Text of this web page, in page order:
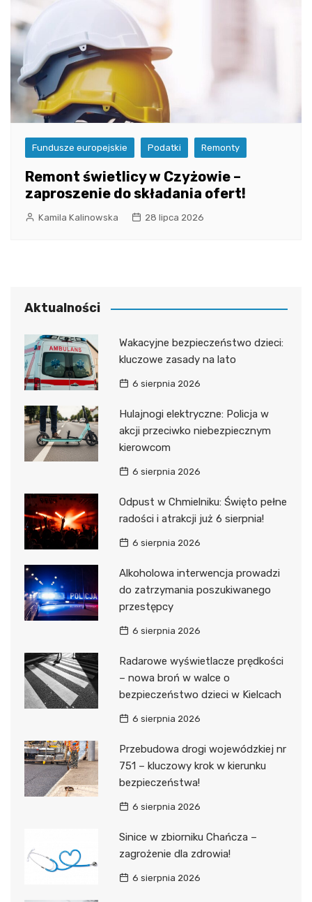
Fundusze europejskie Podatki Remonty
Remont świetlicy w Czyżowie –
zaproszenie do składania ofert!
Kamila Kalinowska 28 lipca 2026
Aktualności
Wakacyjne bezpieczeństwo dzieci:
kluczowe zasady na lato
6 sierpnia 2026
Hulajnogi elektryczne: Policja w
akcji przeciwko niebezpiecznym
kierowcom
6 sierpnia 2026
Odpust w Chmielniku: Święto pełne
radości i atrakcji już 6 sierpnia!
6 sierpnia 2026
Alkoholowa interwencja prowadzi
do zatrzymania poszukiwanego
przestępcy
6 sierpnia 2026
Radarowe wyświetlacze prędkości
– nowa broń w walce o
bezpieczeństwo dzieci w Kielcach
6 sierpnia 2026
Przebudowa drogi wojewódzkiej nr
751 – kluczowy krok w kierunku
bezpieczeństwa!
6 sierpnia 2026
Sinice w zbiorniku Chańcza –
zagrożenie dla zdrowia!
6 sierpnia 2026